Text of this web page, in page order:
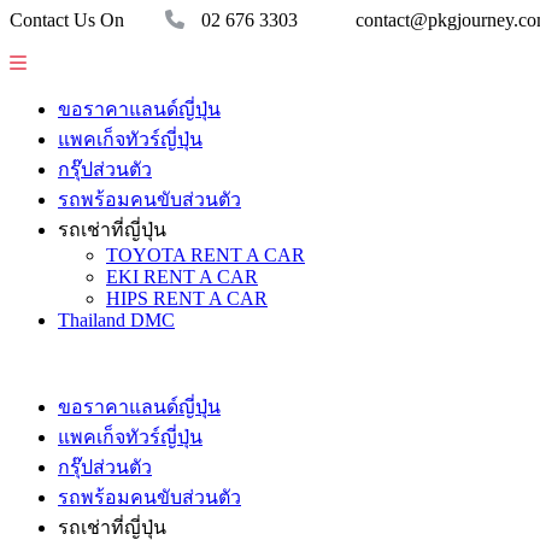
Contact Us On 02 676 3303
ขอราคาแลนด์ญี่ปุ่น
แพคเก็จทัวร์ญี่ปุ่น
กรุ๊ปส่วนตัว
รถพร้อมคนขับส่วนตัว
รถเช่าที่ญี่ปุ่น
TOYOTA RENT A CAR
EKI RENT A CAR
HIPS RENT A CAR
Thailand DMC
ขอราคาแลนด์ญี่ปุ่น
แพคเก็จทัวร์ญี่ปุ่น
กรุ๊ปส่วนตัว
รถพร้อมคนขับส่วนตัว
รถเช่าที่ญี่ปุ่น